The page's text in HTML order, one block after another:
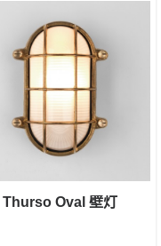
Thurso Oval 壁灯